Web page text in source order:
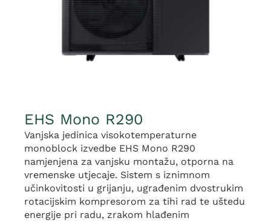
EHS Mono R290
Vanjska jedinica visokotemperaturne
monoblock izvedbe EHS Mono R290
namjenjena za vanjsku montažu, otporna na
vremenske utjecaje. Sistem s iznimnom
učinkovitosti u grijanju, ugrađenim dvostrukim
rotacijskim kompresorom za tihi rad te uštedu
energije pri radu, zrakom hlađenim